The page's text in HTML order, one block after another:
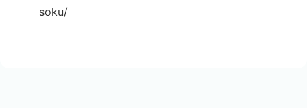
soku/